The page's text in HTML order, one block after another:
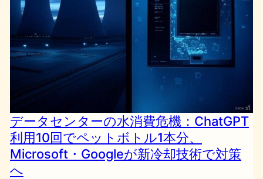
データセンターの水消費危機：ChatGPT
利用10回でペットボトル1本分、
Microsoft・Googleが新冷却技術で対策
へ